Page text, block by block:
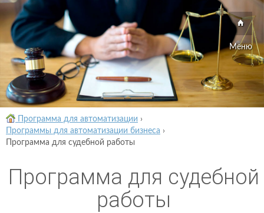
Меню
Программа для автоматизации ›
Программы для автоматизации бизнеса ›
Программа для судебной работы
Программа для судебной
работы